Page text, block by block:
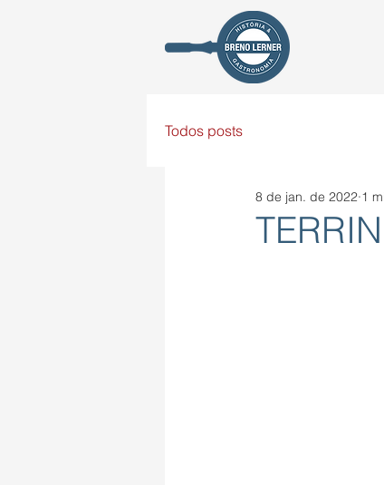
Todos posts
8 de jan. de 2022 1